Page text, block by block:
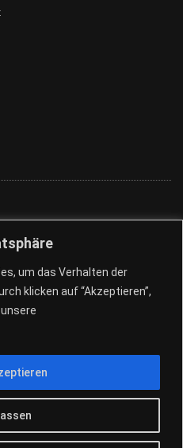
um das Verhalten der
klicken auf “Akzeptieren”,
Sauna Club |Design by